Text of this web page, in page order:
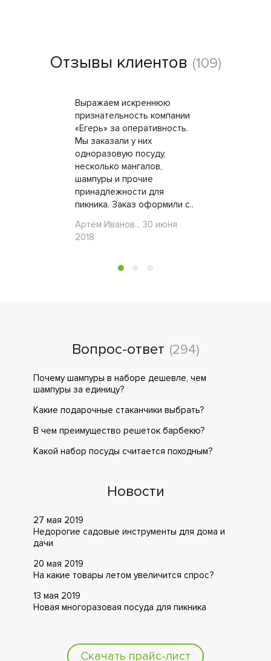
Отзывы клиентов (109)
Выражаем искреннюю
признательность компании
«Егерь» за оперативность.
Мы заказали у них
одноразовую посуду,
несколько мангалов,
шампуры и прочие
принадлежности для
пикника. Заказ оформили с..
Артём Иванов.., 30 июня
2018
Вопрос-ответ (294)
Почему шампуры в наборе дешевле, чем
шампуры за единицу?
Какие подарочные стаканчики выбрать?
В чем преимущество решеток барбекю?
Какой набор посуды считается походным?
Новости
27 мая 2019
Недорогие садовые инструменты для дома и
дачи
20 мая 2019
На какие товары летом увеличится спрос?
13 мая 2019
Новая многоразовая посуда для пикника
Скачать прайс-лист